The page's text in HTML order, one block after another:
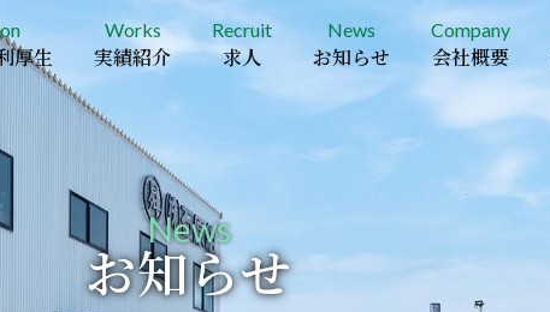
厚生
Works
実績紹介
Recruit
求人
News
お知らせ
Company
会社概要
News
お知らせ